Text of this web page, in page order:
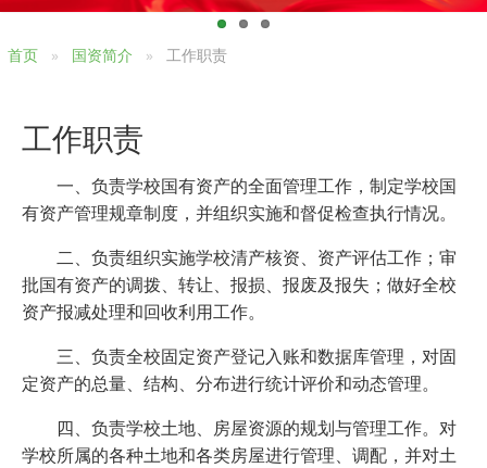
首页 国资简介 工作职责
工作职责
一、负责学校国有资产的全面管理工作，制定学校国
有资产管理规章制度，并组织实施和督促检查执行情况。
二、负责组织实施学校清产核资、资产评估工作；审
批国有资产的调拨、转让、报损、报废及报失；做好全校
资产报减处理和回收利用工作。
三、负责全校固定资产登记入账和数据库管理，对固
定资产的总量、结构、分布进行统计评价和动态管理。
四、负责学校土地、房屋资源的规划与管理工作。对
学校所属的各种土地和各类房屋进行管理、调配，并对土